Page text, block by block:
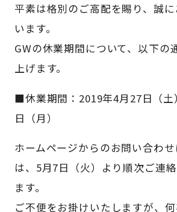
平素は格別のご高配を賜り、誠
います。
GWの休業期間について、以下の
上げます。
■休業期間：2019年4月27日（土
日（月）
ホームページからのお問い合わ
は、5月7日（火）より順次ご連
ます。
ご不便をお掛けいたしますが、何